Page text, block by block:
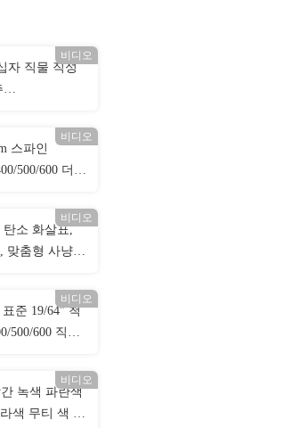
비디오
자 직물 직성
비디오
스파인
500/600 더
비디오
탄소 화살표,
맞춤형 사냥
비디오
준 19/64" 척
500/600 직선
비디오
녹색 파란색
색 무티 색 화